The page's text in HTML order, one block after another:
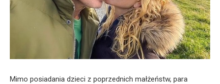
Mimo posiadania dzieci z poprzednich małżeństw, para